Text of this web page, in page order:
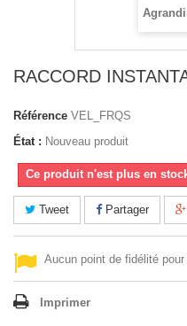
RACCORD
Référence VEL_FRQS
État : Nouveau produit
Ce produit n'est plus en
Tweet Partager
Aucun point de fidélité
Imprimer